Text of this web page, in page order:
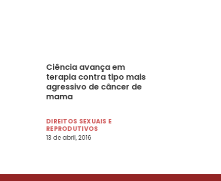
Ciência avança em
terapia contra tipo mais
agressivo de câncer de
mama
DIREITOS SEXUAIS E
REPRODUTIVOS
13 de abril, 2016